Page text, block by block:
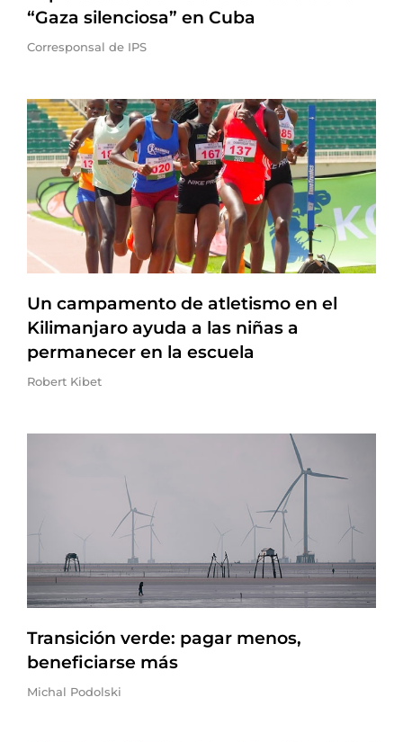
“Gaza silenciosa” en Cuba
Corresponsal de IPS
Un campamento de atletismo en el
Kilimanjaro ayuda a las niñas a
permanecer en la escuela
Robert Kibet
Transición verde: pagar menos,
beneficiarse más
Michal Podolski